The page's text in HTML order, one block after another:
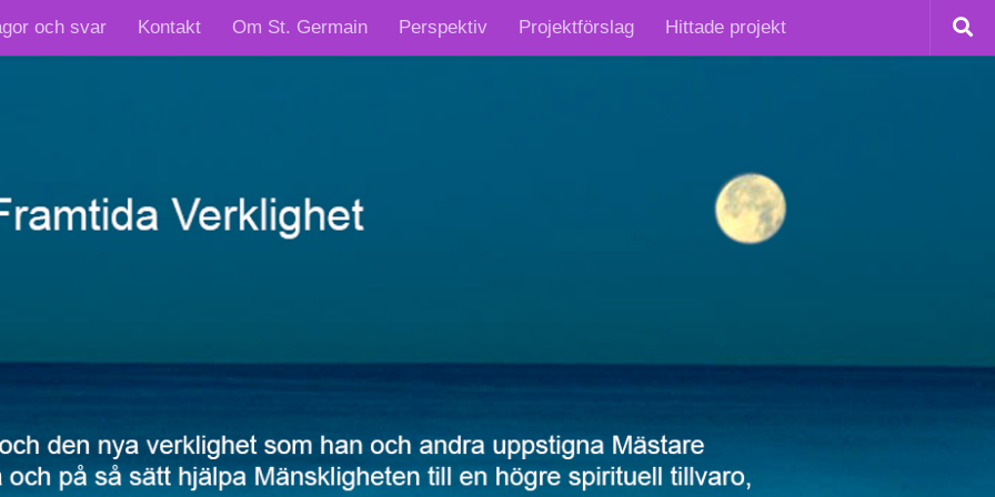
och svar Kontakt Om St. Germain Perspektiv Projektförslag Hittade projekt